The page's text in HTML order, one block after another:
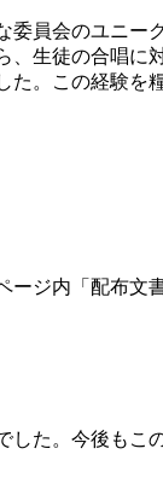
員会のユニ
生徒の合唱
。この経験を
ジ内「配布文
た。今後もこ